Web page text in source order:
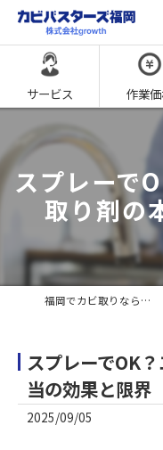
サービス 作業
スプレーで
取り剤の
福岡でカビ取りならカビバスターズ福岡
スプレーでOK
当の効果と限界
2025/09/05